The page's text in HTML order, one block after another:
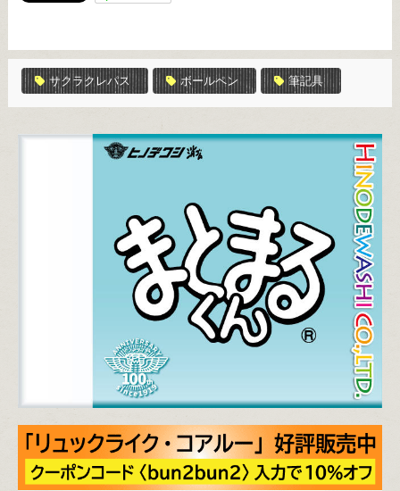
サクラクレパス ボールペン 筆記具